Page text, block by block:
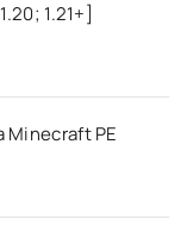
1.21+]
Minecraft PE